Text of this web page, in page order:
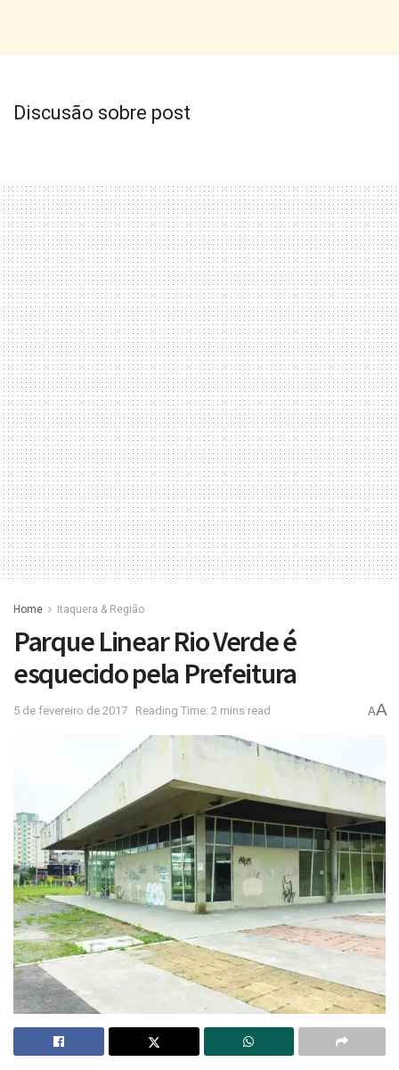
Discusão sobre post
Home Itaquera & Região
Parque Linear Rio Verde é
esquecido pela Prefeitura
5 de fevereiro de 2017 Reading Time: 2 mins read AA